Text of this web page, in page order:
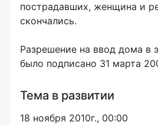
пострадавших, женщина и
скончались.
Разрешение на ввод дома в
было подписано 31 марта
Тема в развитии
18 ноября 2010г., 00:00